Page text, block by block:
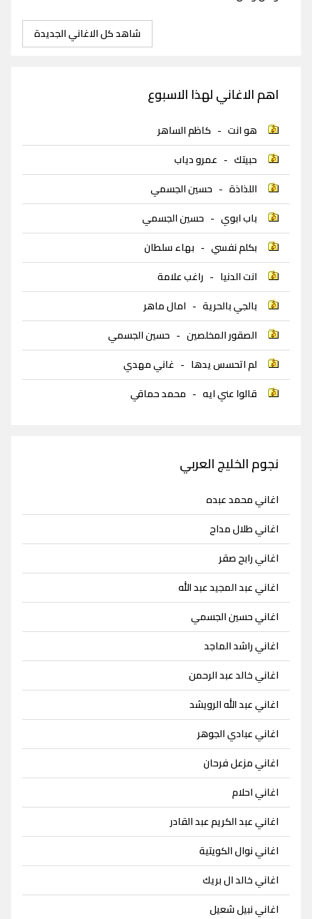
شاهد كل الاغاني الجديدة
اهم الاغاني لهذا الاسبوع
هو انت - كاظم الساهر
حبيتك - عمرو دياب
اللذاذة - حسين الجسمي
باب ابوي - حسين الجسمي
بكلم نفسي - بهاء سلطان
انت الدنيا - راغب علامة
بالجي بالحرية - امال ماهر
الصقور المخلصين - حسين الجسمي
لم اتحسس يدها - غاني مهدي
قالوا عني ايه - محمد حماقي
نجوم الخليج العربي
اغاني محمد عبده
اغاني طلال مداح
اغاني رابح صقر
اغاني عبد المجيد عبد الله
اغاني حسين الجسمي
اغاني راشد الماجد
اغاني خالد عبد الرحمن
اغاني عبد الله الرويشد
اغاني عبادي الجوهر
اغاني مزعل فرحان
اغاني احلام
اغاني عبد الكريم عبد القادر
اغاني نوال الكويتية
اغاني خالد ال بريك
اغاني نبيل شعيل